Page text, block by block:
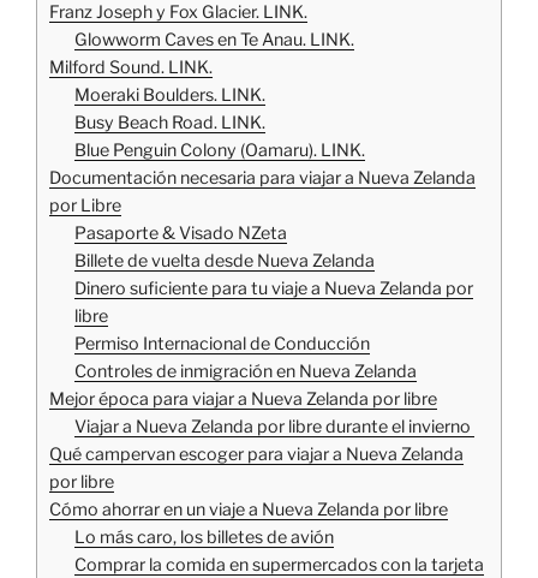
Franz Joseph y Fox Glacier. LINK.
Glowworm Caves en Te Anau. LINK.
Milford Sound. LINK.
Moeraki Boulders. LINK.
Busy Beach Road. LINK.
Blue Penguin Colony (Oamaru). LINK.
Documentación necesaria para viajar a Nueva Zelanda
por Libre
Pasaporte & Visado NZeta
Billete de vuelta desde Nueva Zelanda
Dinero suficiente para tu viaje a Nueva Zelanda por
libre
Permiso Internacional de Conducción
Controles de inmigración en Nueva Zelanda
Mejor época para viajar a Nueva Zelanda por libre
Viajar a Nueva Zelanda por libre durante el invierno
Qué campervan escoger para viajar a Nueva Zelanda
por libre
Cómo ahorrar en un viaje a Nueva Zelanda por libre
Lo más caro, los billetes de avión
Comprar la comida en supermercados con la tarjeta